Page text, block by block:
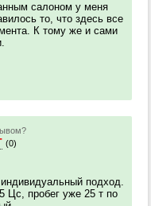
салоном у меня
то, что здесь все
К тому же и сами
(0)
подход.
Цс, пробег уже 25 т по